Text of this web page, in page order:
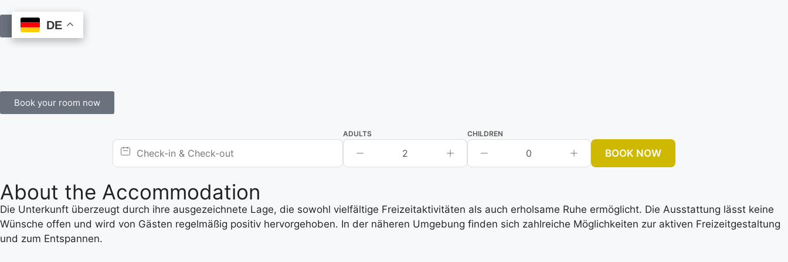
Book Online
Book your room now
ADULTS
2
CHILDREN
0 BOOK NOW
About the Accommodation
Die Unterkunft überzeugt durch ihre ausgezeichnete Lage, die sowohl vielfältige Freizeitaktivitäten als auch erholsame Ruhe ermöglicht. Die Ausstattung lässt keine
Wünsche offen und wird von Gästen regelmäßig positiv hervorgehoben. In der näheren Umgebung finden sich zahlreiche Möglichkeiten zur aktiven Freizeitgestaltung
und zum Entspannen.
DE
DE